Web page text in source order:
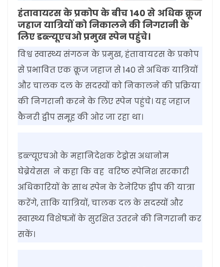
हंतावायरस के प्रकोप के बीच 140 से अधिक क्रूज
जहाज यात्रियों को निकालने की निगरानी के
लिए डब्ल्यूएचओ प्रमुख स्पेन पहुंचे।
विश्व स्वास्थ्य संगठन के प्रमुख, हंतावायरस के प्रकोप
से प्रभावित एक क्रूज जहाज से 140 से अधिक यात्रियों
और चालक दल के सदस्यों को निकालने की प्रक्रिया
की निगरानी करने के लिए स्पेन पहुंचे। यह जहाज
कैनरी द्वीप समूह की ओर जा रहा था।
डब्ल्यूएचओ के महानिदेशक टेड्रोस अधानोम
घेब्रेयेसस ने कहा कि वह वरिष्ठ स्पेनिश सरकारी
अधिकारियों के साथ स्पेन के टेनेरिफ द्वीप की यात्रा
करेंगे, ताकि यात्रियों, चालक दल के सदस्यों और
स्वास्थ्य विशेषज्ञों के सुरक्षित उतरने की निगरानी कर
सकें।